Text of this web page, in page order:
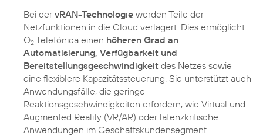
Bei dervRAN-Technologie werden Teile der
Netzfunktionen in die Cloud verlagert. Dies ermöglicht
O2 Telefónica einen höheren Grad an
Automatisierung, Verfügbarkeit und
Bereitstellungsgeschwindigkeit des Netzes sowie
eine flexiblere Kapazitätssteuerung. Sie unterstützt auch
Anwendungsfälle, die geringe
Reaktionsgeschwindigkeiten erfordern, wie Virtual und
Augmented Reality (VR/AR) oder latenzkritische
Anwendungen im Geschäftskundensegment.